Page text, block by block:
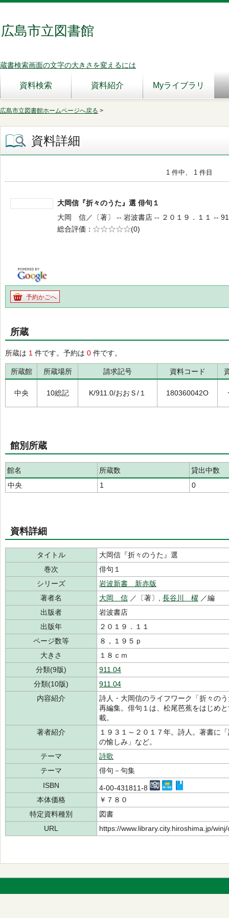
広島市立図書館
蔵書検索画面の文字の大きさを変えるには
資料検索 資料紹介 Myライブラリ
広島市立図書館ホームページへ戻る >
資料詳細
1 件中、 1 件目
大岡信『折々のうた』選 俳句１
大岡 信／〔著〕 -- 岩波書店 -- ２０１９．１１ --
総合評価
5段階評価
(0)
予約かごへ
所蔵
所蔵は 1 件です。予約は 0 件です。
所蔵館 所蔵場所 請求記号 資料コード
中央 10総記 K/911.0/おおＳ/１ 180360042O
館別所蔵
館名 所蔵数
貸出中数
中央
1 0
資料詳細
タイトル
大岡信『折々のうた』選
巻次
俳句１
シリーズ
岩波新書 新赤版
著者名
大岡 信 ／〔著〕, 長谷川 櫂 ／編
出版者
岩波書店
出版年
２０１９．１１
ページ数等
８，１９５ｐ
大きさ
１８ｃｍ
分類(9版)
911.04
分類(10版)
911.04
内容紹介
詩人・大岡信のライフワーク「折々の
再編集。俳句１は、松尾芭蕉をはじめ
載。
著者紹介
１９３１～２０１７年。詩人。著書に
の愉しみ」など。
テーマ
詩歌
テーマ
俳句－句集
ISBN
4-00-431811-8
本体価格
￥７８０
特定資料種別
図書
URL
https://www.library.city.hiroshima.jp/